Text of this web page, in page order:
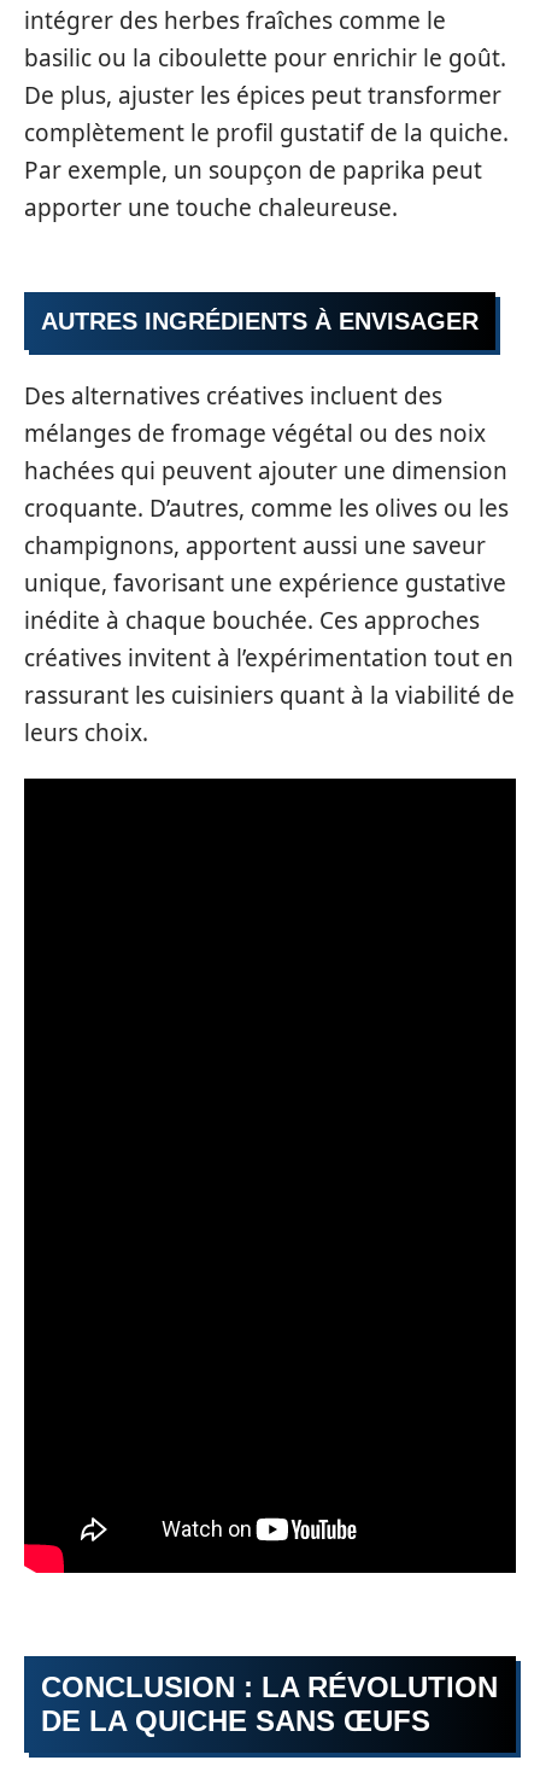
intégrer des herbes fraîches comme le
basilic ou la ciboulette pour enrichir le goût.
De plus, ajuster les épices peut transformer
complètement le profil gustatif de la quiche.
Par exemple, un soupçon de paprika peut
apporter une touche chaleureuse.
AUTRES INGRÉDIENTS À ENVISAGER
Des alternatives créatives incluent des
mélanges de fromage végétal ou des noix
hachées qui peuvent ajouter une dimension
croquante. D’autres, comme les olives ou les
champignons, apportent aussi une saveur
unique, favorisant une expérience gustative
inédite à chaque bouchée. Ces approches
créatives invitent à l’expérimentation tout en
rassurant les cuisiniers quant à la viabilité de
leurs choix.
CONCLUSION : LA RÉVOLUTION
DE LA QUICHE SANS ŒUFS